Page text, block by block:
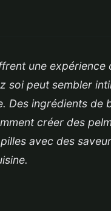
une expérience
soi peut sembler
Des ingrédients de
créer des
avec des